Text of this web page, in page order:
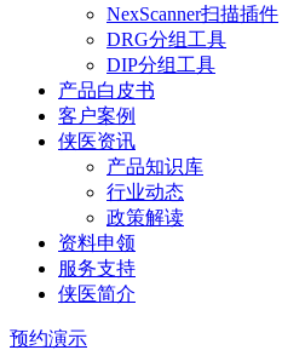
NexScanner扫描插件
DRG分组工具
DIP分组工具
产品白皮书
客户案例
侠医资讯
产品知识库
行业动态
政策解读
资料申领
服务支持
侠医简介
预约演示